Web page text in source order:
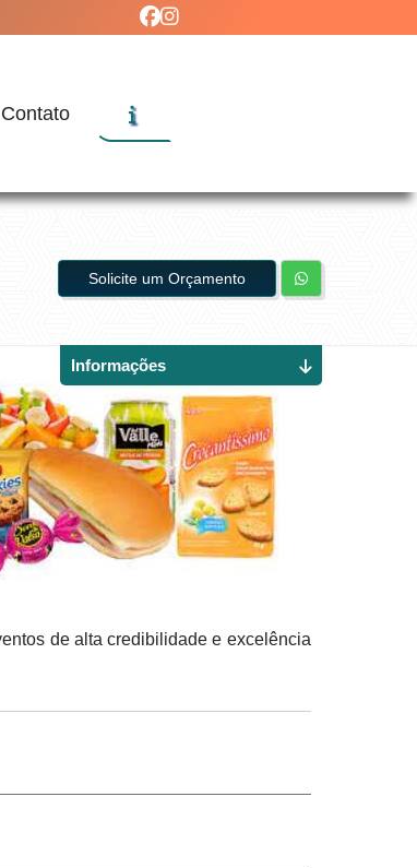
Contato
Solicite um Orçamento
de alta credibilidade e excelência
Informações